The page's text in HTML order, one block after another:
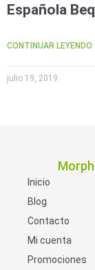
Española
CONTINUAR LEYENDO
julio 19, 2019
Inicio
Blog
Contacto
Mi cuenta
Promociones